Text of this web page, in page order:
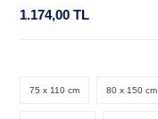
1.174,00 TL
75 x 110 cm 80 x 150 cm